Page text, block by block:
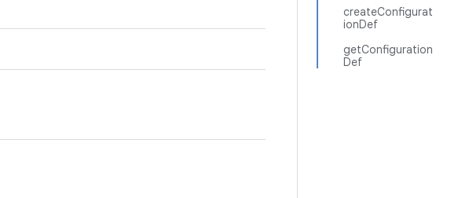
createConfigurat
ionDef
getConfiguration
Def